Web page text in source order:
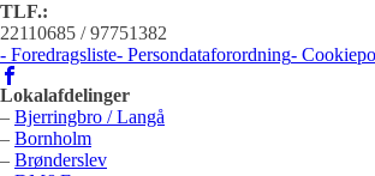
TLF.:
22110685 / 97751382
- Foredragsliste- Persondataforordning-
Lokalafdelinger
– Bjerringbro / Langå
– Bornholm
– Brønderslev